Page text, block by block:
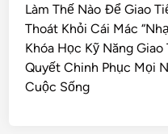
Làm Thế Nào Để Giao
Thoát Khỏi Cái Mác
Khóa Học Kỹ Năng
Quyết Chinh Phục Mọi
Cuộc Sống